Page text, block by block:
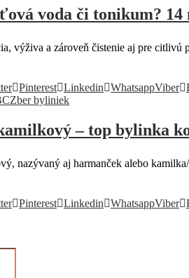
voda či tonikum? 14
výživa a zároveň čistenie aj pre
Pinterest Linkedin WhatsappViber
Zber byliniek
– top bylinka
nazývaný aj harmanček alebo
Pinterest Linkedin WhatsappViber